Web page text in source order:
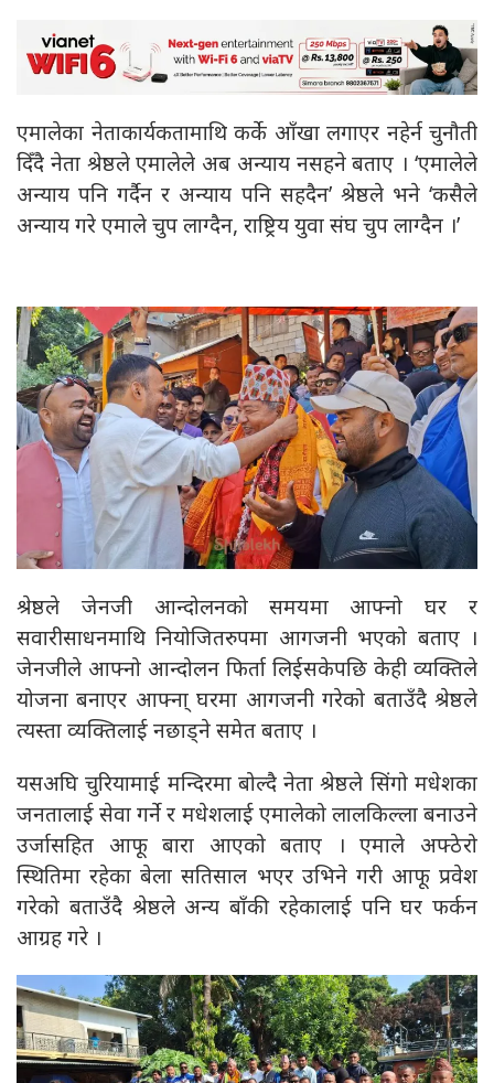
एमालेका नेताकार्यकतामाथि कर्के आँखा लगाएर नहेर्न चुनौती
दिँदै नेता श्रेष्ठले एमालेले अब अन्याय नसहने बताए । ‘एमालेले
अन्याय पनि गर्दैन र अन्याय पनि सहदैन’ श्रेष्ठले भने ‘कसैले
अन्याय गरे एमाले चुप लाग्दैन, राष्ट्रिय युवा संघ चुप लाग्दैन ।’
श्रेष्ठले जेनजी आन्दोलनको समयमा आफ्नो घर र
सवारीसाधनमाथि नियोजितरुपमा आगजनी भएको बताए ।
जेनजीले आफ्नो आन्दोलन फिर्ता लिईसकेपछि केही व्यक्तिले
योजना बनाएर आफ्ना् घरमा आगजनी गरेको बताउँदै श्रेष्ठले
त्यस्ता व्यक्तिलाई नछाड्ने समेत बताए ।
यसअघि चुरियामाई मन्दिरमा बोल्दै नेता श्रेष्ठले सिंगो मधेशका
जनतालाई सेवा गर्ने र मधेशलाई एमालेको लालकिल्ला बनाउने
उर्जासहित आफू बारा आएको बताए । एमाले अफ्ठेरो
स्थितिमा रहेका बेला सतिसाल भएर उभिने गरी आफू प्रवेश
गरेको बताउँदै श्रेष्ठले अन्य बाँकी रहेकालाई पनि घर फर्कन
आग्रह गरे ।